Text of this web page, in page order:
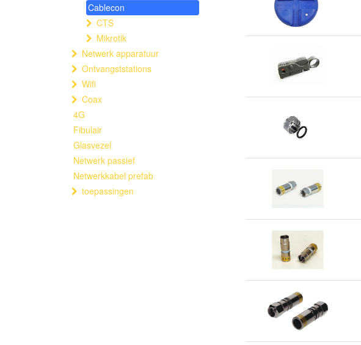
Cablecon
CTS
Mikrotik
Netwerk apparatuur
Ontvangststations
Wifi
Coax
4G
Fibulair
Glasvezel
Netwerk passief
Netwerkkabel prefab
toepassingen